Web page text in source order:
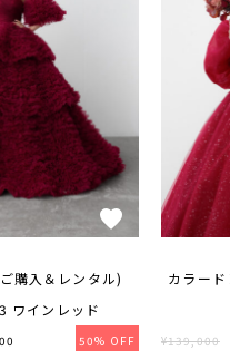
購入＆レンタル)
ワインレッド
50% OFF
カラー
¥139,000